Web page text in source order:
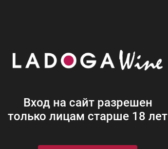
Вход на сайт разрешен
только лицам старше 18 лет